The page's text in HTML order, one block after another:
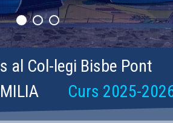
Col-legi Bisbe Pont
Curs 2025-